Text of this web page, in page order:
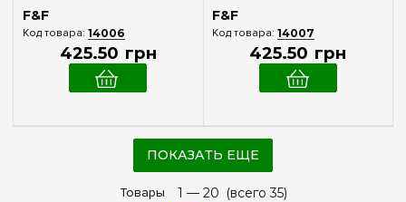
F&F
14006
425.50 грн
F&F
14007
425.50 грн
ПОКАЗАТЬ ЕЩЕ
Товары 1 — 20 (всего 35)